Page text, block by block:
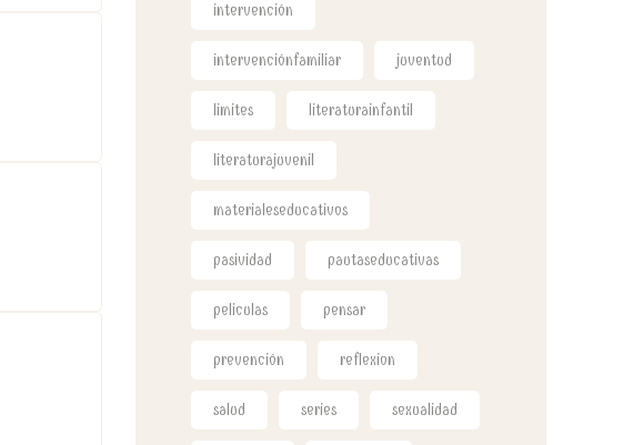
intervención
intervenciónfamiliar juventud
limites literaturainfantil
literaturajuvenil
materialeseducativos
pasividad pautaseducativas
peliculas pensar
prevención reflexion
salud series sexualidad